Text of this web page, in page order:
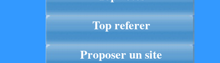
Top referer
Proposer un site